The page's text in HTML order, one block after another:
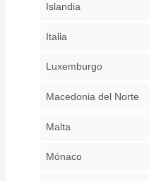
Islandia
Italia
Luxemburgo
Macedonia del Norte
Malta
Mónaco